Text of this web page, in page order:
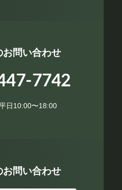
お問い合わせ
7742
日10:00〜18:00
お問い合わせ